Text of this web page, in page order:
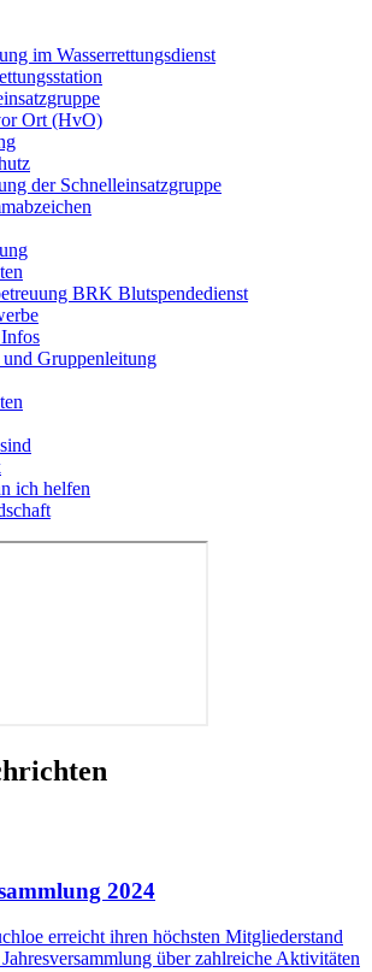
im Wasserrettungsdienst
Ort (HvO)
der Schnelleinsatzgruppe
BRK Blutspendedienst
und Gruppenleitung
ich helfen
2024
erreicht ihren höchsten Mitgliederstand
über zahlreiche Aktivitäten